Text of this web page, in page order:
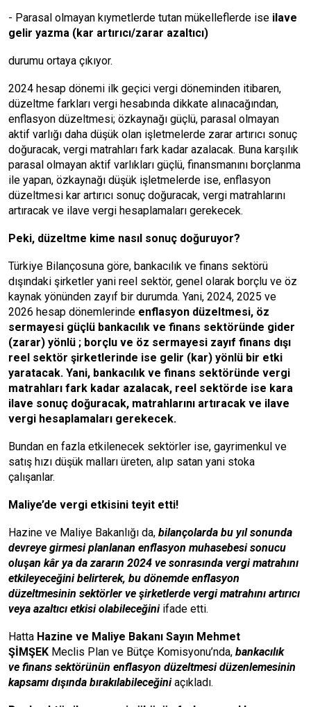
- Parasal olmayan kıymetlerde tutan mükelleflerde ise ilave
gelir yazma (kar artırıcı/zarar azaltıcı)
durumu ortaya çıkıyor.
2024 hesap dönemi ilk geçici vergi döneminden itibaren,
düzeltme farkları vergi hesabında dikkate alınacağından,
enflasyon düzeltmesi; özkaynağı güçlü, parasal olmayan
aktif varlığı daha düşük olan işletmelerde zarar artırıcı sonuç
doğuracak, vergi matrahları fark kadar azalacak. Buna karşılık
parasal olmayan aktif varlıkları güçlü, finansmanını borçlanma
ile yapan, özkaynağı düşük işletmelerde ise, enflasyon
düzeltmesi kar artırıcı sonuç doğuracak, vergi matrahlarını
artıracak ve ilave vergi hesaplamaları gerekecek.
Peki, düzeltme kime nasıl sonuç doğuruyor?
Türkiye Bilançosuna göre, bankacılık ve finans sektörü
dışındaki şirketler yani reel sektör, genel olarak borçlu ve öz
kaynak yönünden zayıf bir durumda. Yani, 2024, 2025 ve
2026 hesap dönemlerinde enflasyon düzeltmesi, öz
sermayesi güçlü bankacılık ve finans sektöründe gider
(zarar) yönlü ; borçlu ve öz sermayesi zayıf finans dışı
reel sektör şirketlerinde ise gelir (kar) yönlü bir etki
yaratacak. Yani, bankacılık ve finans sektöründe vergi
matrahları fark kadar azalacak, reel sektörde ise kara
ilave sonuç doğuracak, matrahlarını artıracak ve ilave
vergi hesaplamaları gerekecek.
Bundan en fazla etkilenecek sektörler ise, gayrimenkul ve
satış hızı düşük malları üreten, alıp satan yani stoka
çalışanlar.
Maliye’de vergi etkisini teyit etti!
Hazine ve Maliye Bakanlığı da, bilançolarda bu yıl sonunda
devreye girmesi planlanan enflasyon muhasebesi sonucu
oluşan kâr ya da zararın 2024 ve sonrasında vergi matrahını
etkileyeceğini belirterek, bu dönemde enflasyon
düzeltmesinin sektörler ve şirketlerde vergi matrahını artırıcı
veya azaltıcı etkisi olabileceğini ifade etti.
Hatta Hazine ve Maliye Bakanı Sayın Mehmet
ŞİMŞEK Meclis Plan ve Bütçe Komisyonu’nda, bankacılık
ve finans sektörünün enflasyon düzeltmesi düzenlemesinin
kapsamı dışında bırakılabileceğiniaçıkladı.